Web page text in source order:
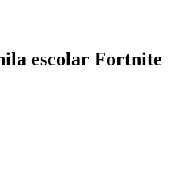
escolar Fortnite